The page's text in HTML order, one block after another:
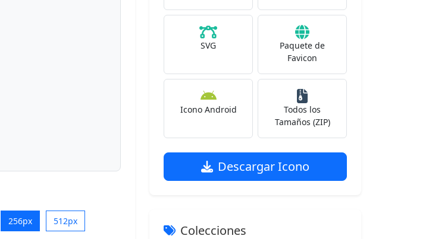
256px 512px
SVG
Paquete de
Favicon
Icono Android
Todos los
Tamaños (ZIP)
Descargar Icono
Colecciones